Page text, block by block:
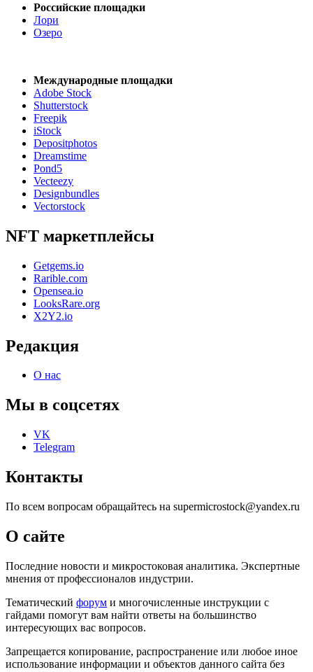
Российские площадки
Лори
Озеро
Международные площадки
Adobe Stock
Shutterstock
Freepik
iStock
Depositphotos
Dreamstime
Pond5
Vecteezy
Designbundles
Vectorstock
NFT маркетплейсы
Getgems.io
Rarible.com
Opensea.io
LooksRare.org
X2Y2.io
Редакция
О нас
Мы в соцсетях
VK
Telegram
Контакты
По всем вопросам обращайтесь на supermicrostock@yandex.ru
О сайте
Последние новости и микростоковая аналитика. Экспертные
мнения от профессионалов индустрии.
Тематический форум и многочисленные инструкции с
гайдами помогут вам найти ответы на большинство
интересующих вас вопросов.
Запрещается копирование, распространение или любое иное
использование информации и объектов данного сайта без